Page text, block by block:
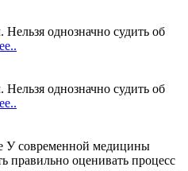
однозначно судить об
однозначно судить об
У современной медицины
правильно оценивать процесс